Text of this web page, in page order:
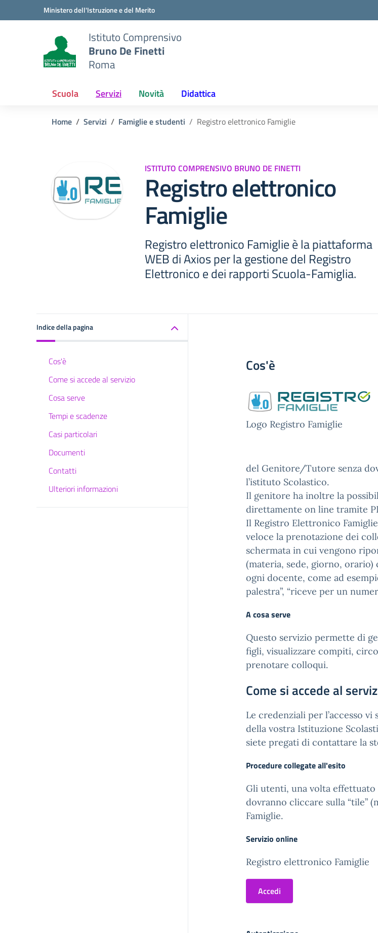
Vai ai contenuti
Vai al menu di navigazioneMinistero dell'Istruzione e del Merito
Istituto Comprensivo
Bruno De Finetti
Roma
Scuola Servizi Novità Didattica
Home Servizi Famiglie e studenti Registro elettronico Famiglie
ISTITUTO COMPRENSIVO BRUNO DE FINETTI
Registro elettronico
Famiglie
Registro elettronico Famiglie è la piattaforma
WEB di Axios per la gestione del Registro
Elettronico e dei rapporti Scuola-Famiglia.
Indice della pagina
Cos'è
Come si accede al servizio
Cosa serve
Tempi e scadenze
Casi particolari
Documenti
Contatti
Ulteriori informazioni
Cos'è
Logo Registro Famiglie
del Genitore/Tutore senza
l’istituto Scolastico.
Il genitore ha inoltre la
direttamente on line tramite
Il Registro Elettronico
veloce la prenotazione dei
schermata in cui vengono
(materia, sede, giorno,
ogni docente, come ad
palestra”, “riceve per un
A cosa serve
Questo servizio permette di
figli, visualizzare compiti,
prenotare colloqui.
Come si accede al
Le credenziali per l’accesso
della vostra Istituzione
siete pregati di contattare la
Procedure collegate all'esito
Gli utenti, una volta effettuato
dovranno cliccare sulla “tile”
Famiglie.
Servizio online
Registro elettronico Famiglie
Accedi